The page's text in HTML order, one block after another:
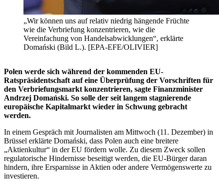
„Wir können uns auf relativ niedrig hängende Früchte
wie die Verbriefung konzentrieren, wie die
Vereinfachung von Handelsabwicklungen“, erklärte
Domański (Bild L.). [EPA-EFE/OLIVIER]
Polen werde sich während der kommenden EU-
Ratspräsidentschaft auf eine Überprüfung der Vorschriften für
den Verbriefungsmarkt konzentrieren, sagte Finanzminister
Andrzej Domański. So solle der seit langem stagnierende
europäische Kapitalmarkt wieder in Schwung gebracht
werden.
In einem Gespräch mit Journalisten am Mittwoch (11. Dezember) in
Brüssel erklärte Domański, dass Polen auch eine breitere
„Aktienkultur“ in der EU fördern wolle. Zu diesem Zweck sollen
regulatorische Hindernisse beseitigt werden, die EU-Bürger daran
hindern, ihre Ersparnisse in Aktien oder andere Vermögenswerte zu
investieren.